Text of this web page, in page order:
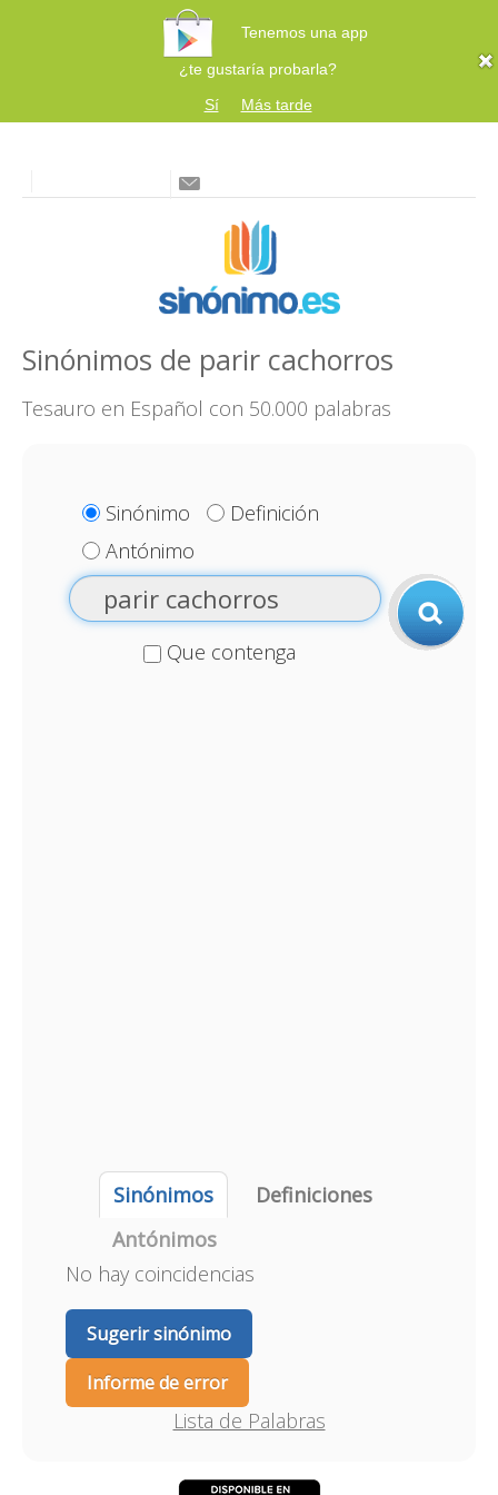
Tenemos una app
¿te gustaría probarla?
Sí
Más tarde
Sinónimos de parir cachorros
Tesauro en Español con 50.000 palabras
Sinónimo
Definición
Antónimo
Que contenga
Sinónimos
Definiciones
Antónimos
No hay coincidencias
Sugerir sinónimo
Informe de error
Lista de Palabras